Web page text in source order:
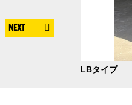
4/14
NEXT